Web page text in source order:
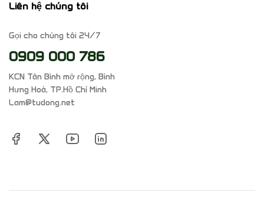
Liên hệ chúng tôi
Gọi cho chúng tôi 24/7
0909 000 786
KCN Tân Bình mở rộng, Bình
Hưng Hoà, TP.Hồ Chí Minh
Lam@tudong.net